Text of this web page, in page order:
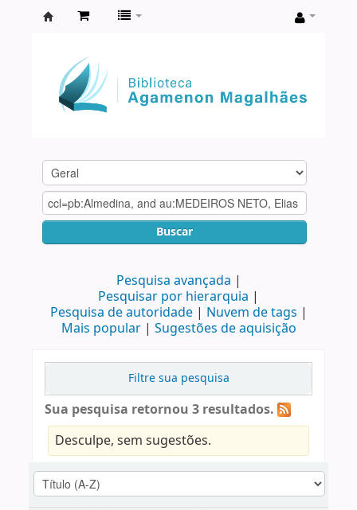
Agamenon
Magalhães
Buscar
Pesquisa avançada
Pesquisar por hierarquia
Pesquisa de autoridade
Nuvem de tags
Mais popular
Sugestões de aquisição
Filtre sua pesquisa
Sua pesquisa retornou 3 resultados.
Desculpe, sem sugestões.